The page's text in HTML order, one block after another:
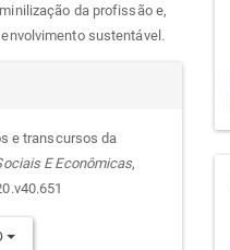
da profissão e,
sustentável.
e transcursos da
E Econômicas,